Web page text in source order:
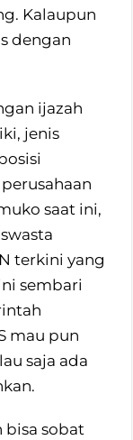
Kalaupun
dengan
ijazah
jenis
saat ini,
terkini yang
sembari
mau pun
saja ada
bisa sobat